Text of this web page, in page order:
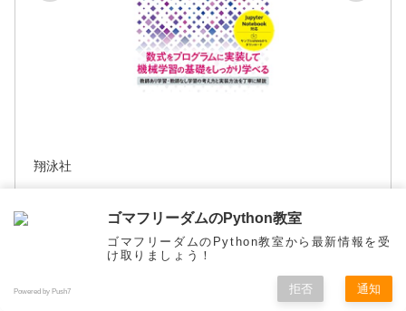
翔泳社
の教科書 第3版
トップ サイドバー
ゴマフリーダムのPython教室
ゴマフリーダムのPython教室から最新情報を受
け取りましょう！
Powered by Push7 拒否 通知